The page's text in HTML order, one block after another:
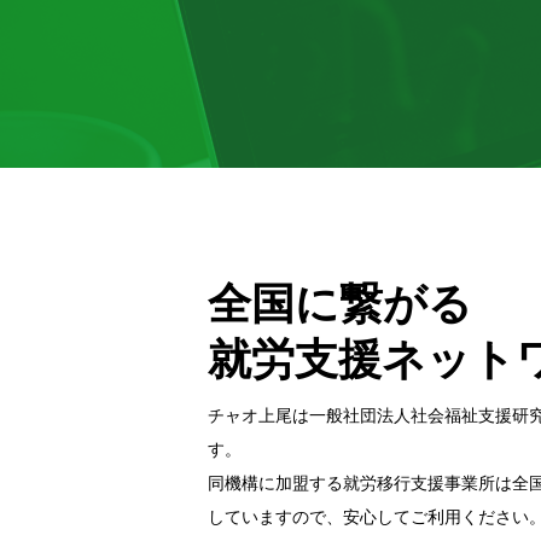
全国に繋がる
就労支援ネット
チャオ上尾は一般社団法⼈社会福祉⽀援研
す。
同機構に加盟する就労移⾏⽀援事業所は全
していますので、安⼼してご利⽤ください